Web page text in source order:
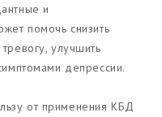
и
помочь снизить
улучшить
депрессии.
от применения КБД